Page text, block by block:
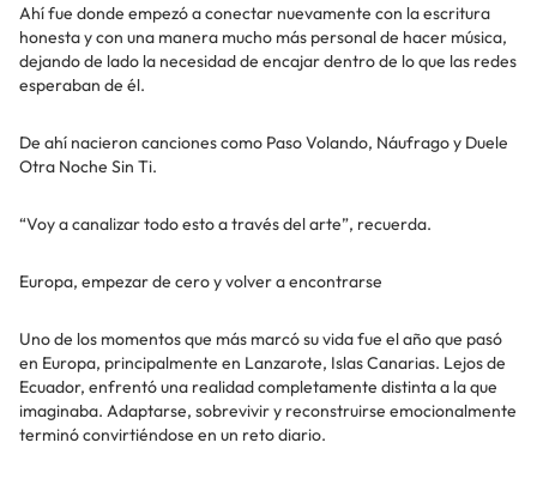
Ahí fue donde empezó a conectar nuevamente con la escritura
honesta y con una manera mucho más personal de hacer música,
dejando de lado la necesidad de encajar dentro de lo que las redes
esperaban de él.
De ahí nacieron canciones como Paso Volando, Náufrago y Duele
Otra Noche Sin Ti.
“Voy a canalizar todo esto a través del arte”, recuerda.
Europa, empezar de cero y volver a encontrarse
Uno de los momentos que más marcó su vida fue el año que pasó
en Europa, principalmente en Lanzarote, Islas Canarias. Lejos de
Ecuador, enfrentó una realidad completamente distinta a la que
imaginaba. Adaptarse, sobrevivir y reconstruirse emocionalmente
terminó convirtiéndose en un reto diario.